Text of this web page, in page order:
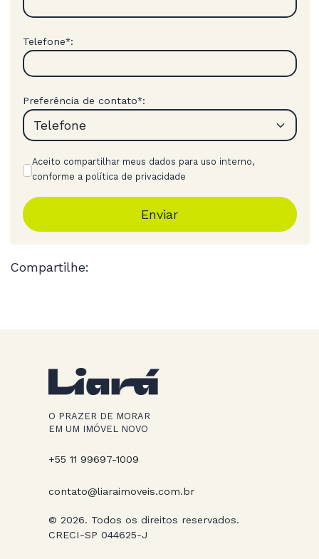
Telefone*:
Preferência de contato*:
Aceito compartilhar meus dados para uso interno,
conforme a política de privacidade
Enviar
Compartilhe:
O PRAZER DE MORAR
EM UM IMÓVEL NOVO
+55 11 99697-1009
contato@liaraimoveis.com.br
© 2026. Todos os direitos reservados.
CRECI-SP 044625-J